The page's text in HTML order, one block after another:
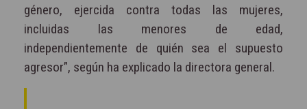
género, ejercida contra todas las mujeres,
incluidas las menores de edad,
independientemente de quién sea el supuesto
agresor”, según ha explicado la directora general.